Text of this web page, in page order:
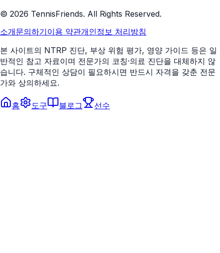
© 2026 TennisFriends. All Rights Reserved.
소개문의하기이용 약관개인정보 처리방침
본 사이트의 NTRP 진단, 부상 위험 평가, 영양 가이드 등은 일
반적인 참고 자료이며 전문가의 코칭·의료 진단을 대체하지 않
습니다. 구체적인 상담이 필요하시면 반드시 자격을 갖춘 전문
가와 상의하세요.
홈 도구 블로그 선수